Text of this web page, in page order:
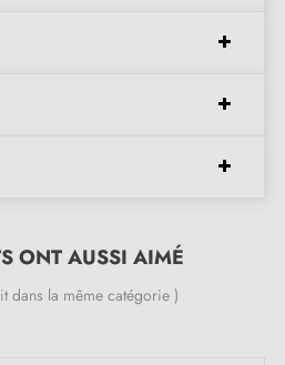
sur
:
ONT AUSSI AIMÉ
dans la même catégorie )